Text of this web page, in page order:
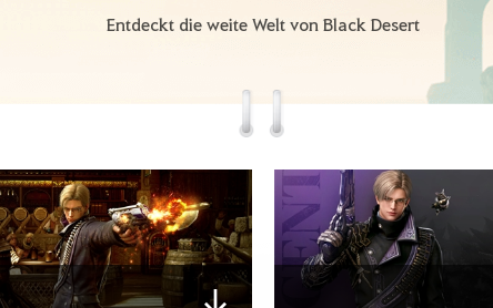
Entdeckt die weite Welt von Black Desert